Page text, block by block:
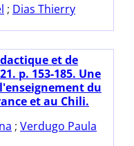
; Dias Thierry
et de
p. 153-185. Une
du
et au Chili.
; Verdugo Paula